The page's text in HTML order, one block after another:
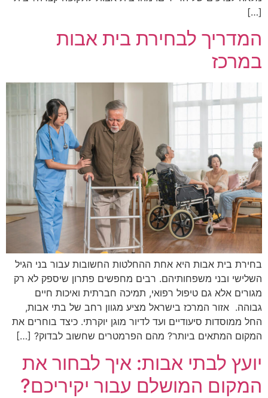
[…]
המדריך לבחירת בית אבות
במרכז
בחירת בית אבות היא אחת ההחלטות החשובות עבור בני הגיל
השלישי ובני משפחותיהם. רבים מחפשים פתרון שיספק לא רק
מגורים אלא גם טיפול רפואי, תמיכה חברתית ואיכות חיים
גבוהה. אזור המרכז בישראל מציע מגוון רחב של בתי אבות,
החל ממוסדות סיעודיים ועד לדיור מוגן יוקרתי. כיצד בוחרים את
המקום המתאים ביותר? מהם הפרמטרים שחשוב לבדוק? […]
יועץ לבתי אבות: איך לבחור את
המקום המושלם עבור יקיריכם?